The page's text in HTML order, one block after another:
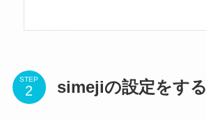
STEP simejiの設定をする